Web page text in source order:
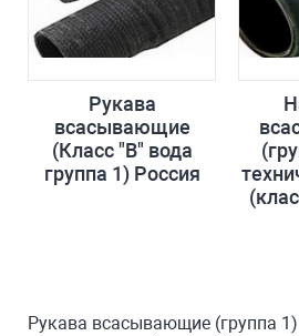
Рукава
всасывающие
(Класс "В" вода
группа 1) Россия
Рукава всасывающие (группа